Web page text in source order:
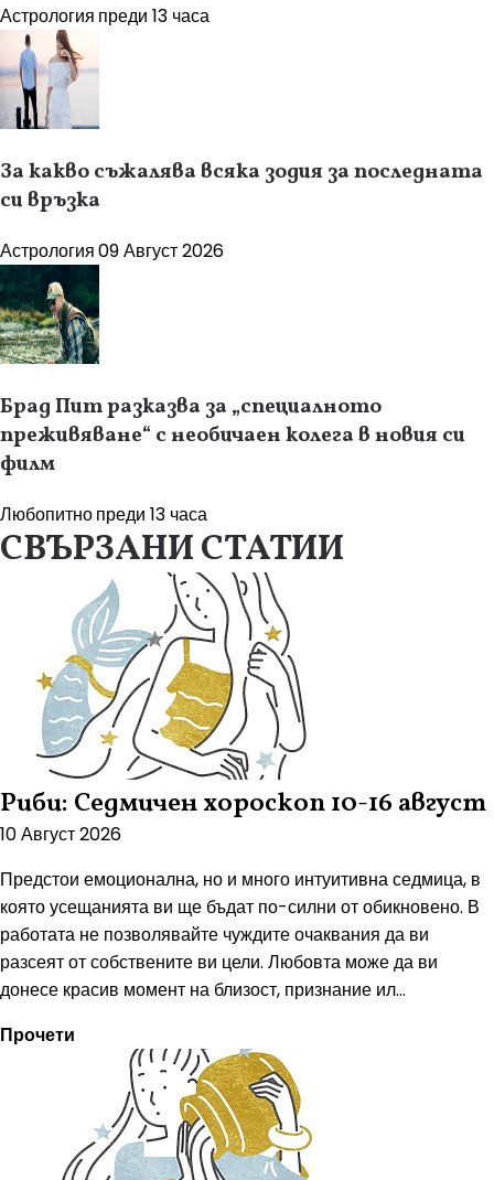
Астрология преди 13 часа
За какво съжалява всяка зодия за последната
си връзка
Астрология09 Август 2026
Брад Пит разказва за „специалното
преживяване“ с необичаен колега в новия си
филм
Любопитнопреди 13 часа
СВЪРЗАНИ СТАТИИ
Риби: Седмичен хороскоп 10-16 август
10 Август 2026
Предстои емоционална, но и много интуитивна седмица, в
която усещанията ви ще бъдат по-силни от обикновено. В
работата не позволявайте чуждите очаквания да ви
разсеят от собствените ви цели. Любовта може да ви
донесе красив момент на близост, признание ил...
Прочети